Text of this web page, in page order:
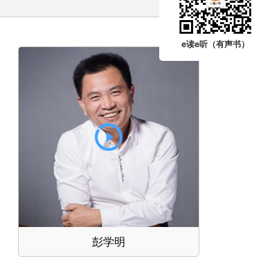
彭学明
e读e听（有声书）